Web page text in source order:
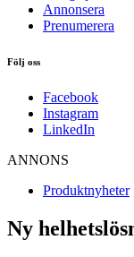
Annonsera
Prenumerera
Följ oss
Facebook
Instagram
LinkedIn
ANNONS
Produktnyheter
Ny